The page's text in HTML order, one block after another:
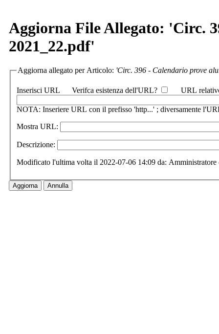
Aggiorna File Allegato: 'Circ.
2021_22.pdf'
Aggiorna allegato per Articolo: 'Circ. 396 - Calendario prove
Inserisci URL Verifca esistenza dell'URL? URL
NOTA: Inseriere URL con il prefisso 'http...' ; diversamente
Mostra URL:
Descrizione:
Modificato l'ultima volta il 2022-07-06 14:09 da: Amministratore